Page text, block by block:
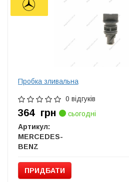
Пробка зливальна
0 відгуків
364 грн
сьогодні
Артикул:
MERCEDES-
BENZ
ПРИДБАТИ